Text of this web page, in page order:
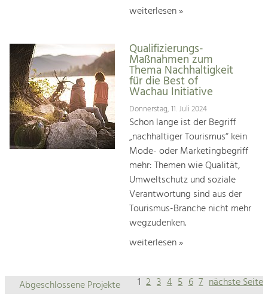
weiterlesen »
Qualifizierungs-
Maßnahmen zum
Thema Nachhaltigkeit
für die Best of
Wachau Initiative
Donnerstag, 11. Juli 2024
Schon lange ist der Begriff
„nachhaltiger Tourismus“ kein
Mode- oder Marketingbegriff
mehr: Themen wie Qualität,
Umweltschutz und soziale
Verantwortung sind aus der
Tourismus-Branche nicht mehr
wegzudenken.
weiterlesen »
1 2 3 4 5 6 7 nächste Seite
Abgeschlossene Projekte